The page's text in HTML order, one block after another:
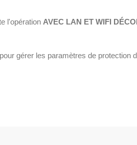
l'opération AVEC LAN ET WIFI
gérer les paramètres de